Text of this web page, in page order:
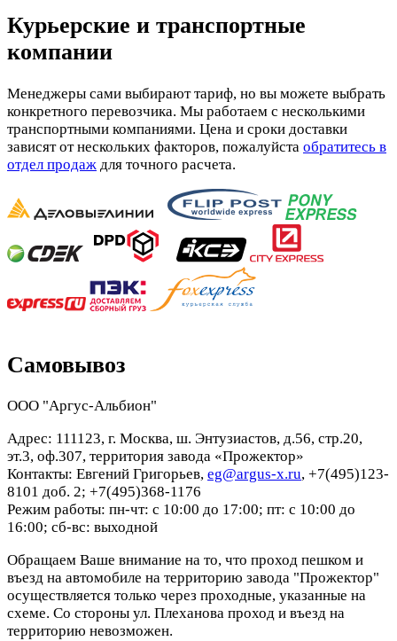
Курьерские и транспортные
компании
Менеджеры сами выбирают тариф, но вы можете выбрать
конкретного перевозчика. Мы работаем с несколькими
транспортными компаниями. Цена и сроки доставки
зависят от нескольких факторов, пожалуйста обратитесь в
отдел продаж для точного расчета.
Самовывоз
ООО "Аргус-Альбион"
Адрес: 111123, г. Москва, ш. Энтузиастов, д.56, стр.20,
эт.3, оф.307, территория завода «Прожектор»
Контакты: Евгений Григорьев, eg@argus-x.ru, +7(495)123-
8101 доб. 2; +7(495)368-1176
Режим работы: пн-чт: с 10:00 до 17:00; пт: с 10:00 до
16:00; сб-вс: выходной
Обращаем Ваше внимание на то, что проход пешком и
въезд на автомобиле на территорию завода "Прожектор"
осуществляется только через проходные, указанные на
схеме. Со стороны ул. Плеханова проход и въезд на
территорию невозможен.